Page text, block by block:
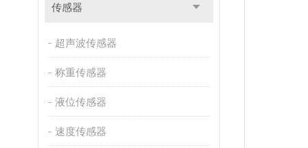
传感器
超声波传感器
称重传感器
液位传感器
速度传感器